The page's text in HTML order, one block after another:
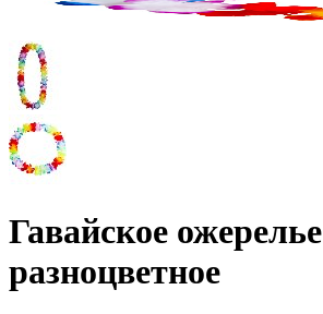
Гавайское ожерелье
разноцветное